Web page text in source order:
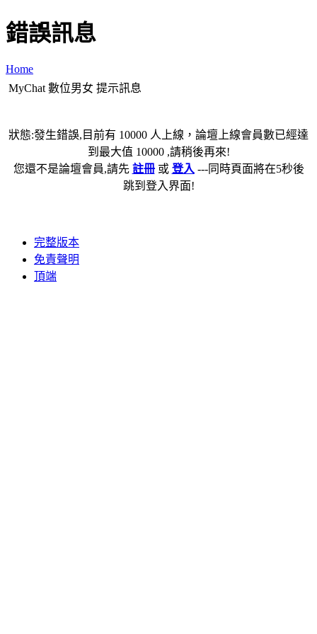
錯誤訊息
Home
MyChat 數位男女 提示訊息
狀態:發生錯誤,目前有 10000 人上線，論壇上線會員數已經達
到最大值 10000 ,請稍後再來!
您還不是論壇會員,請先 註冊或 登入 ---同時頁面將在5秒後
跳到登入界面!
完整版本
免責聲明
頂端